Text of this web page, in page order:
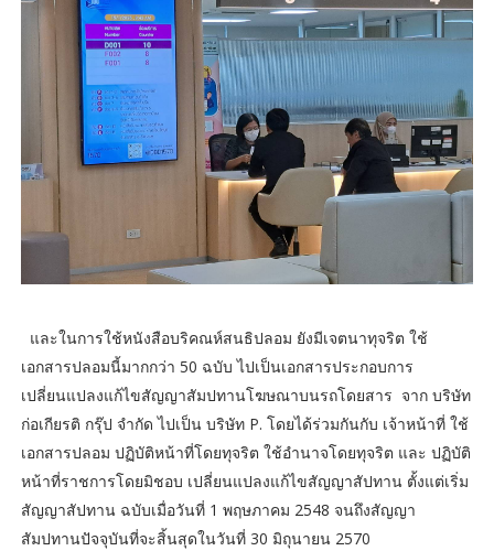
และในการใช้หนังสือบริคณห์สนธิปลอม ยังมีเจตนาทุจริต ใช้
เอกสารปลอมนี้มากกว่า 50 ฉบับ ไปเป็นเอกสารประกอบการ
เปลี่ยนแปลงแก้ไขสัญญาสัมปทานโฆษณาบนรถโดยสาร จาก บริษัท
ก่อเกียรติ กรุ๊ป จำกัด ไปเป็น บริษัท P. โดยได้ร่วมกันกับ เจ้าหน้าที่ ใช้
เอกสารปลอม ปฏิบัติหน้าที่โดยทุจริต ใช้อำนาจโดยทุจริต และ ปฏิบัติ
หน้าที่ราชการโดยมิชอบ เปลี่ยนแปลงแก้ไขสัญญาสัปทาน ตั้งแต่เริ่ม
สัญญาสัปทาน ฉบับเมื่อวันที่ 1 พฤษภาคม 2548 จนถึงสัญญา
สัมปทานปัจจุบันที่จะสิ้นสุดในวันที่ 30 มิถุนายน 2570